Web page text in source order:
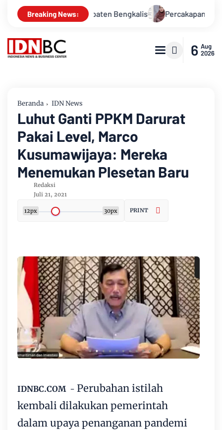
Breaking News:
Alam Kabupaten Bengkalis Percakapan Bocor! Elite DPRD
6 Aug
2026
Beranda IDN News
Luhut Ganti PPKM Darurat
Pakai Level, Marco
Kusumawijaya: Mereka
Menemukan Plesetan Baru
Redaksi
Juli 21, 2021
12px 30px PRINT
IDNBC.COM- Perubahan istilah
kembali dilakukan pemerintah
dalam upaya penanganan pandemi